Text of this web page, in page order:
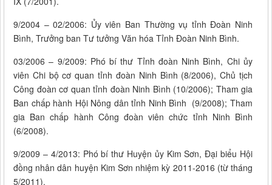
9/2004 – 02/2006: Ủy viên Ban Thường vụ tỉnh Đoàn Ninh
Bình, Trưởng ban Tư tưởng Văn hóa Tỉnh Đoàn Ninh Bình.
03/2006 – 9/2009: Phó bí thư Tỉnh đoàn Ninh Bình, Chi ủy
viên Chi bộ cơ quan tỉnh đoàn Ninh Bình (8/2006), Chủ tịch
Công đoàn cơ quan tỉnh đoàn Ninh Bình (10/2006); Tham gia
Ban chấp hành Hội Nông dân tỉnh Ninh Bình (9/2008); Tham
gia Ban chấp hành Công đoàn viên chức tỉnh Ninh Bình
(6/2008).
9/2009 – 4/2013: Phó bí thư Huyện ủy Kim Sơn, Đại biểu Hội
đồng nhân dân huyện Kim Sơn nhiệm kỳ 2011-2016 (từ tháng
5/2011).